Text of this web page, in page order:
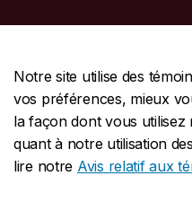
Notre site utilise des
vos préférences, mieux
la façon dont vous
quant à notre utilisation
lire notre Avis relatif aux
CENTRALE514-848-
URGENCE514-848-
Protection et prévention |
Conditions d'utilisation |